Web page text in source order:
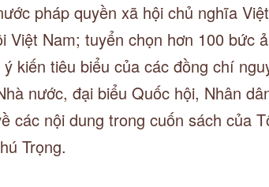
pháp quyền xã hội chủ nghĩa Việt
Việt Nam; tuyển chọn hơn 100 bức
kiến tiêu biểu của các đồng chí
nước, đại biểu Quốc hội, Nhân
các nội dung trong cuốn sách của
Trọng.